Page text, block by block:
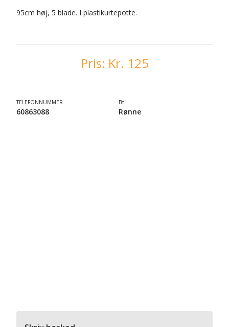
95cm høj, 5 blade. I plastikurtepotte.
Pris: Kr. 125
TELEFONNUMMER
60863088
BY
Rønne